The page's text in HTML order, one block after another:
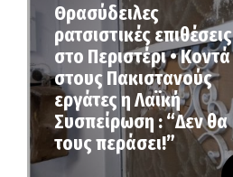
Θρασύδειλες
ρατσιστικές επιθέσεις
στο Περιστέρι • Κοντά
στους Πακιστανούς
εργάτες η Λαϊκή
Συσπείρωση : “Δεν θα
τους περάσει!”